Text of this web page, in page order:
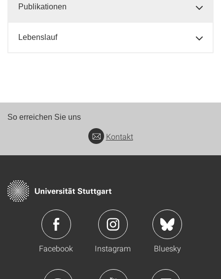
Publikationen
Lebenslauf
So erreichen Sie uns
Kontakt
Facebook Instagram Bluesky